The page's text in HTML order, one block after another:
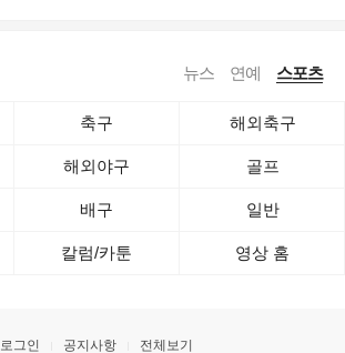
뉴스 연예 스포츠
축구 해외축구
해외야구 골프
배구 일반
칼럼/카툰 영상 홈
로그인 공지사항 전체보기